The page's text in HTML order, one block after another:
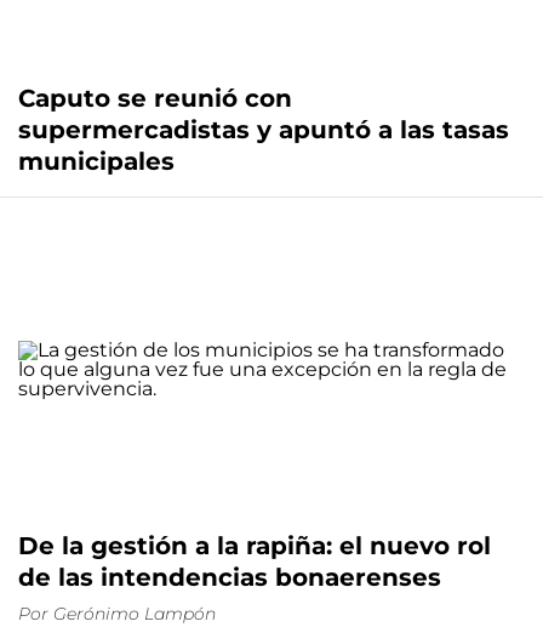
Caputo se reunió con
supermercadistas y apuntó a las tasas
municipales
De la gestión a la rapiña: el nuevo rol
de las intendencias bonaerenses
Por Gerónimo Lampón